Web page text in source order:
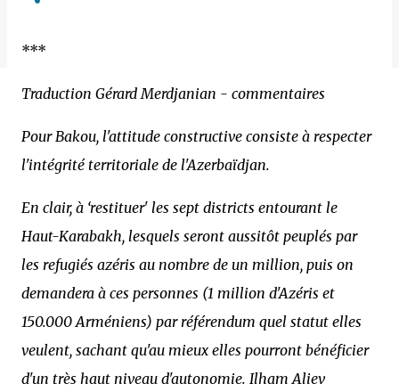
***
Traduction Gérard Merdjanian - commentaires
Pour Bakou, l'attitude constructive consiste à respecter
l'intégrité territoriale de l'Azerbaïdjan.
En clair, à ‘restituer' les sept districts entourant le
Haut-Karabakh, lesquels seront aussitôt peuplés par
les refugiés azéris au nombre de un million, puis on
demandera à ces personnes (1 million d'Azéris et
150.000 Arméniens) par référendum quel statut elles
veulent, sachant qu'au mieux elles pourront bénéficier
d'un très haut niveau d'autonomie. Ilham Aliev